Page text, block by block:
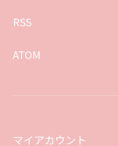
RSS
ATOM
マイアカウント